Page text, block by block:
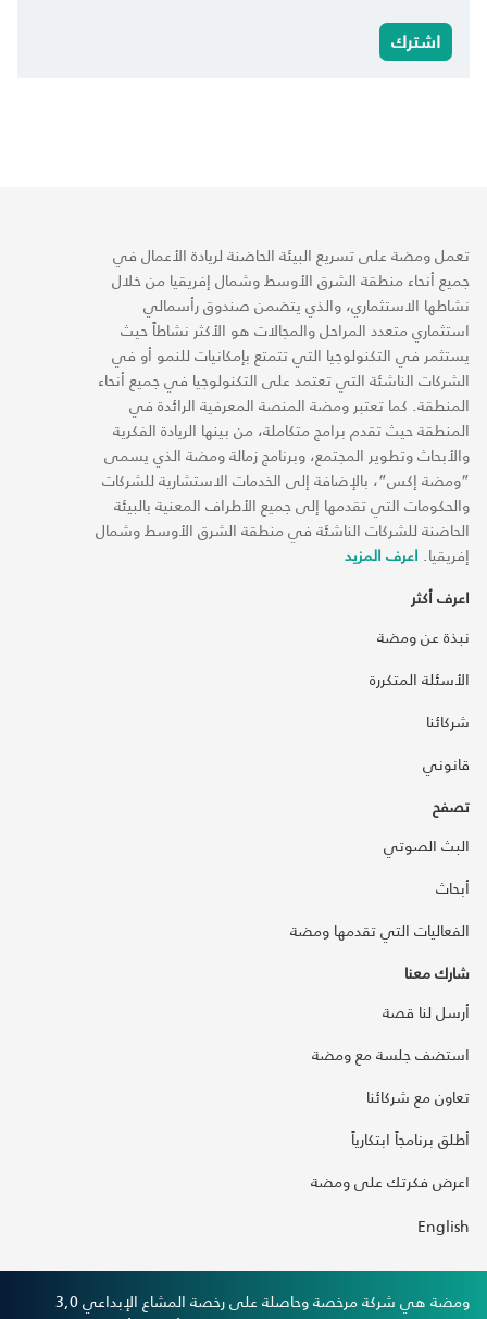
اشترك
تعمل ومضة على تسريع البيئة الحاضنة لريادة الأعمال في
جميع أنحاء منطقة الشرق الأوسط وشمال إفريقيا من خلال
نشاطها الاستثماري، والذي يتضمن صندوق رأسمالي
استثماري متعدد المراحل والمجالات هو الأكثر نشاطاً حيث
يستثمر في التكنولوجيا التي تتمتع بإمكانيات للنمو أو في
الشركات الناشئة التي تعتمد على التكنولوجيا في جميع أنحاء
المنطقة. كما تعتبر ومضة المنصة المعرفية الرائدة في
المنطقة حيث تقدم برامج متكاملة، من بينها الريادة الفكرية
والأبحاث وتطوير المجتمع، وبرنامج زمالة ومضة الذي يسمى
“ومضة إكس“، بالإضافة إلى الخدمات الاستشارية للشركات
والحكومات التي تقدمها إلى جميع الأطراف المعنية بالبيئة
الحاضنة للشركات الناشئة في منطقة الشرق الأوسط وشمال
إفريقيا. اعرف المزيد
اعرف أكثر
نبذة عن ومضة
الأسئلة المتكررة
شركائنا
قانوني
تصفح
البث الصوتي
أبحاث
الفعاليات التي تقدمها ومضة
شارك معنا
أرسل لنا قصة
استضف جلسة مع ومضة
تعاون مع شركائنا
أطلق برنامجاً ابتكارياً
اعرض فكرتك على ومضة
English
ومضة هي شركة مرخصة وحاصلة على رخصة المشاع الإبداعي 3,0